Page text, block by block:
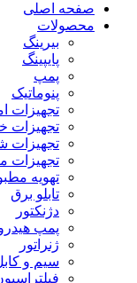
صفحه اصلی
محصولات
بیرینگ
پایپینگ
پمپ
پنوماتیک
تجهیزات
تجهیزات
تجهیزات
تجهیزات
تهویه
تابلو برق
دژنکتور
پمپ
ژنراتور
سیم و